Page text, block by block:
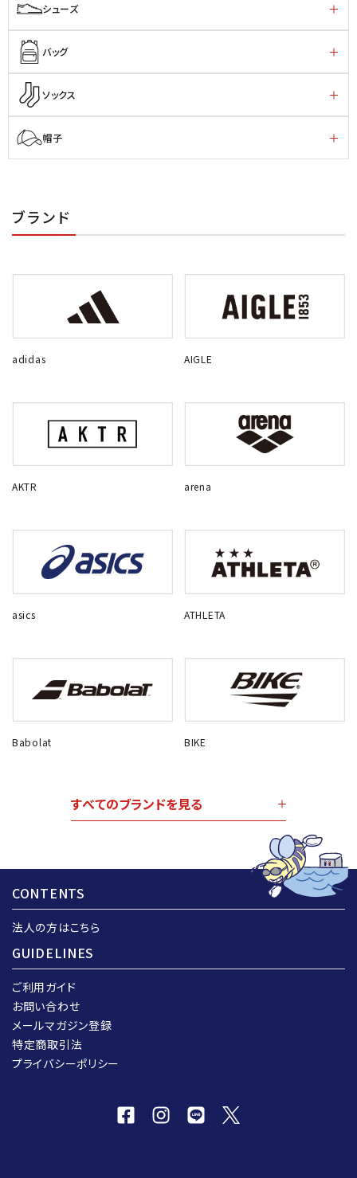
シューズ
バッグ
ソックス
帽子
ブランド
adidas AIGLE
AKTR arena
asics ATHLETA
Babolat BIKE
すべてのブランドを見る
CONTENTS
法人の方はこちら
GUIDELINES
ご利用ガイド
お問い合わせ
メールマガジン登録
特定商取引法
プライバシーポリシー